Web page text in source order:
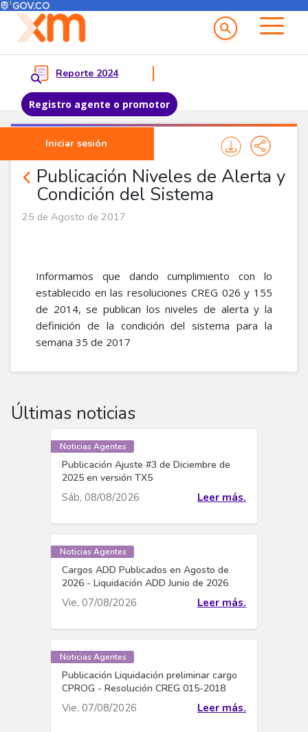
Pasar al contenido principal
Menú del Usuario
Reporte 2024
Registro agente o promotor
Iniciar sesión
Menu principal
Publicación Niveles de Alerta y
Condición del Sistema
Noticias Agentes
25 de Agosto de 2017
Informamos que dando cumplimiento con lo
establecido en las resoluciones CREG 026 y 155
de 2014, se publican los niveles de alerta y la
definición de la condición del sistema para la
semana 35 de 2017
Últimas noticias
Noticias Agentes
Publicación Ajuste #3 de Diciembre de
2025 en versión TX5
Sáb, 08/08/2026 Leer más.
Noticias Agentes
Cargos ADD Publicados en Agosto de
2026 - Liquidación ADD Junio de 2026
Vie, 07/08/2026 Leer más.
Noticias Agentes
Publicación Liquidación preliminar cargo
CPROG - Resolución CREG 015-2018
Vie, 07/08/2026 Leer más.